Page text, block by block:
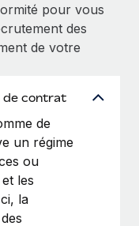
pour vous
des
de votre
de contrat
de
un régime
ou
les
la